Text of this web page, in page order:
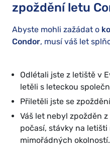
zpoždění letu
Abyste mohli zažádat o
Condor, musí váš let
Odlétali jste z letiště v
letěli s leteckou
Přiletěli jste se
Váš let nebyl zpožděn
počasí, stávky na
mimořádných okolností.